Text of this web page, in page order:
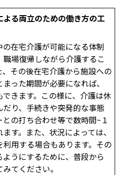
よる両立のための働き方の工
在宅介護が可能になる体制
場復帰しながら介護するこ
その後在宅介護から施設への
った期間が必要になれば、
きます。この様に、介護は休
り、手続きや突発的な事態
の打ち合わせ等で数時間~１
す。また、状況によっては、
用する場合もあります。その
うにするために、普段から
てください。